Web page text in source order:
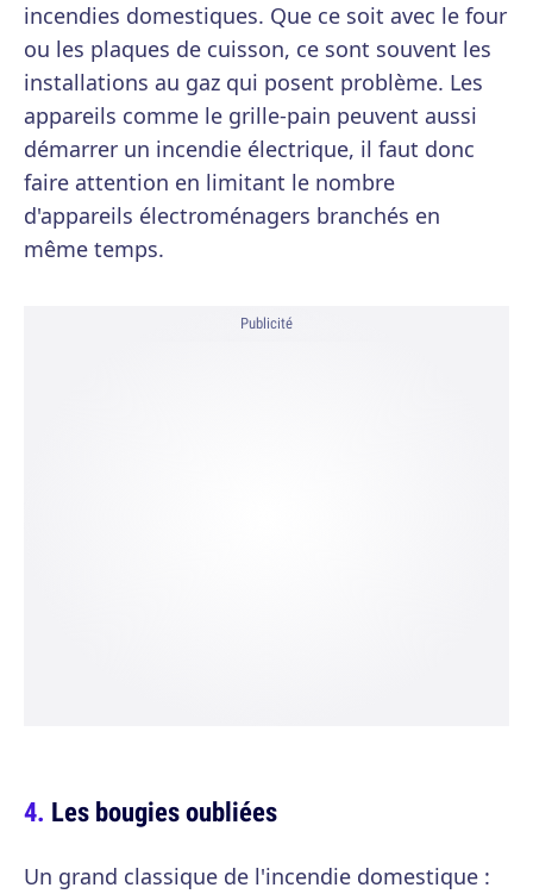
incendies domestiques. Que ce soit avec le four
ou les plaques de cuisson, ce sont souvent les
installations au gaz qui posent problème. Les
appareils comme le grille-pain peuvent aussi
démarrer un incendie électrique, il faut donc
faire attention en limitant le nombre
d'appareils électroménagers branchés en
même temps.
Publicité
Les bougies oubliées
Un grand classique de l'incendie domestique :